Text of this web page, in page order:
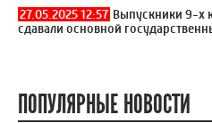
27.05.2025 12:57 Выпускники 9-х
сдавали основной
ПОПУЛЯРНЫЕ НОВОСТИ